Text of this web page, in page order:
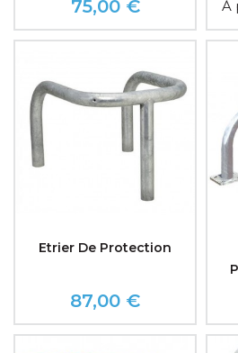
Prix
75,00 € À
Etrier De Protection
Prix
87,00 €